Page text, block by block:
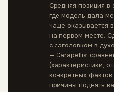
Средняя позиция в
где модель дала
чаще оказывается
на первом месте.
с заголовком в
— Carapelli»:
(характеристики,
конкретных
причины поднять